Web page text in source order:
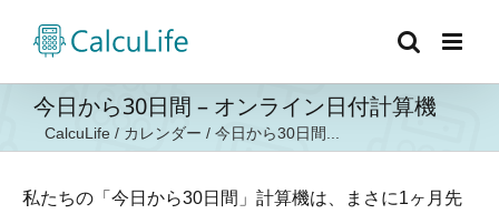
今日から30日間 – オンライン日付計算機
CalcuLife / カレンダー / 今日から30日間...
私たちの「今日から30日間」計算機は、まさに1ヶ月先